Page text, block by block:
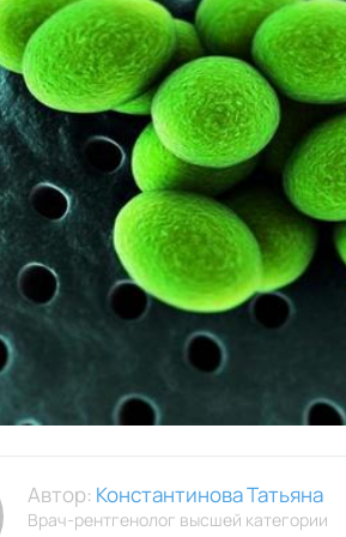
Автор: Константинова Татьяна
Врач-рентгенолог высшей категории